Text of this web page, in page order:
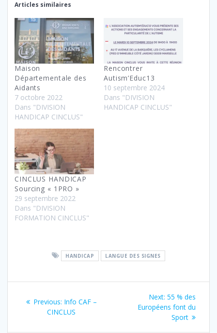
Articles similaires
Maison
Départementale des
Aidants
7 octobre 2022
Dans "DIVISION
HANDICAP CINCLUS"
Rencontrer
Autism’Educ13
10 septembre 2024
Dans "DIVISION
HANDICAP CINCLUS"
CINCLUS HANDICAP
Sourcing « 1PRO »
29 septembre 2022
Dans "DIVISION
FORMATION CINCLUS"
HANDICAP LANGUE DES SIGNES
Previous: Previous
post:
Info CAF –
CINCLUS
Next: Next
post:
55 % des
Européens font du
Sport